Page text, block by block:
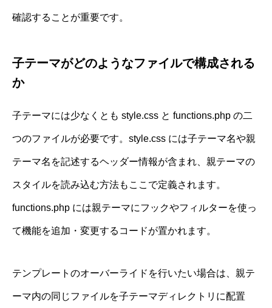
確認することが重要です。
子テーマがどのようなファイルで構成される
か
子テーマには少なくとも style.css と functions.php の二
つのファイルが必要です。style.css には子テーマ名や親
テーマ名を記述するヘッダー情報が含まれ、親テーマの
スタイルを読み込む方法もここで定義されます。
functions.php には親テーマにフックやフィルターを使っ
て機能を追加・変更するコードが置かれます。
テンプレートのオーバーライドを行いたい場合は、親テ
ーマ内の同じファイルを子テーマディレクトリに配置